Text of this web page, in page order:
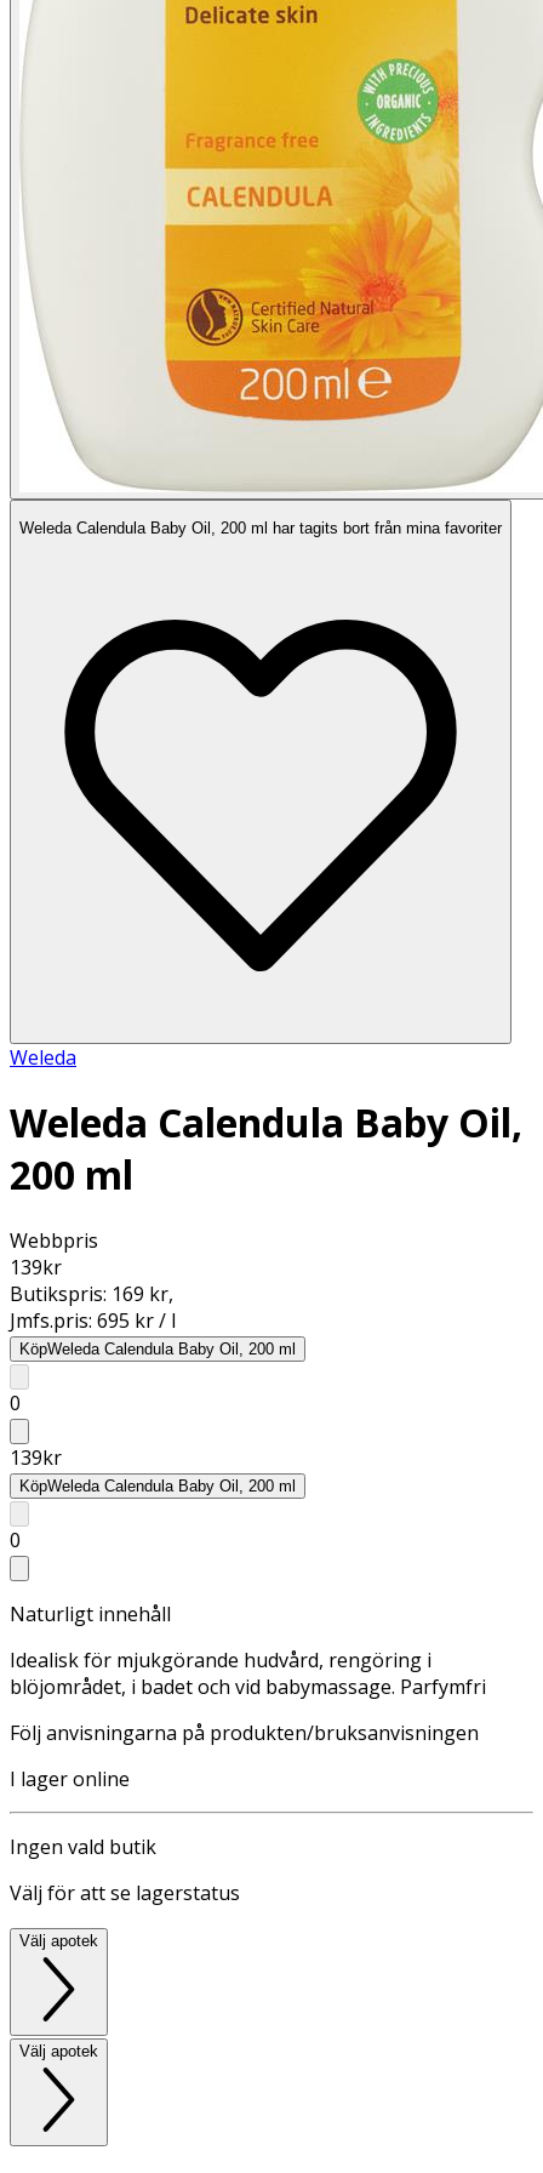
Weleda Calendula Baby Oil, 200 ml har tagits bort från mina favoriter
Weleda
Weleda Calendula Baby Oil,
200 ml
Webbpris
139kr
Butikspris: 169 kr,
Jmfs.pris: 695 kr / l
KöpWeleda Calendula Baby Oil, 200 ml
0
139kr
KöpWeleda Calendula Baby Oil, 200 ml
0
Naturligt innehåll
Idealisk för mjukgörande hudvård, rengöring i
blöjområdet, i badet och vid babymassage. Parfymfri
Följ anvisningarna på produkten/bruksanvisningen
I lager online
Ingen vald butik
Välj för att se lagerstatus
Välj apotek
Välj apotek